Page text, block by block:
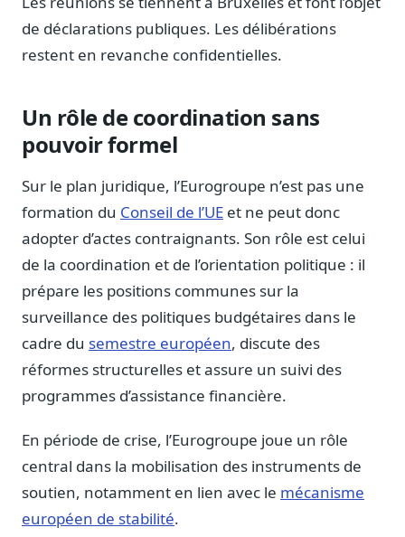
Six cas pour gagner du temps
Guides pratiques
17 guides sur le Parlement, la procédure, le plaidoyer
Blog & Podcast Hémicycle
Analyses, méthodes, coulisses
Lexique parlementaire
1027 termes expliqués
Glossaire affaires publiques
Lexique par thème métier
Sources couvertes
Le changelog mensuel
Ils utilisent Legiwatch
Public Sénat, ONG, cabinets
de déclarations publiques. Les délibérations
restent en revanche confidentielles.
Un rôle de coordination sans
pouvoir formel
Sur le plan juridique, l’Eurogroupe n’est pas une
formation du Conseil de l’UE et ne peut donc
adopter d’actes contraignants. Son rôle est celui
de la coordination et de l’orientation politique : il
prépare les positions communes sur la
surveillance des politiques budgétaires dans le
cadre du semestre européen, discute des
réformes structurelles et assure un suivi des
programmes d’assistance financière.
En période de crise, l’Eurogroupe joue un rôle
central dans la mobilisation des instruments de
soutien, notamment en lien avec le mécanisme
européen de stabilité.